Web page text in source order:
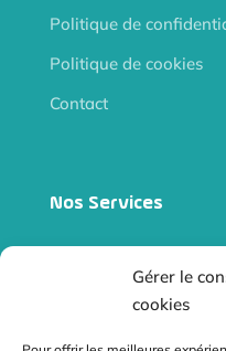
Gérer le
cookies
Politique de
Politique de cookies
Contact
Nos Services
Site e-commerce